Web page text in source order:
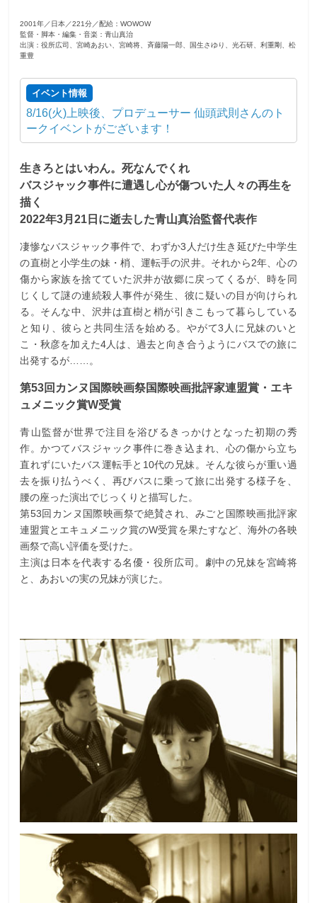
街
で
2001年／日本／221分／配給：WOWOW
監督・脚本・編集・音楽：青山真治
出演：役所広司、宮崎あおい、宮崎将、斉藤陽一郎、国生さゆり、光石研、利重剛、松
重豊
イベント情報
8/16(火)上映後、プロデューサー 仙頭武則さんのト
ークイベントがございます！
生きろとはいわん。死なんでくれ
バスジャック事件に遭遇し心が傷ついた人々の再生を
描く
2022年3月21日に逝去した青山真治監督代表作
凄惨なバスジャック事件で、わずか3人だけ生き延びた中学生
の直樹と小学生の妹・梢、運転手の沢井。それから2年、心の
傷から家族を捨てていた沢井が故郷に戻ってくるが、時を同
じくして謎の連続殺人事件が発生、彼に疑いの目が向けられ
る。そんな中、沢井は直樹と梢が引きこもって暮らしている
と知り、彼らと共同生活を始める。やがて3人に兄妹のいと
こ・秋彦を加えた4人は、過去と向き合うようにバスでの旅に
出発するが……。
第53回カンヌ国際映画祭国際映画批評家連盟賞・エキ
ュメニック賞W受賞
青山監督が世界で注目を浴びるきっかけとなった初期の秀
作。かつてバスジャック事件に巻き込まれ、心の傷から立ち
直れずにいたバス運転手と10代の兄妹。そんな彼らが重い過
去を振り払うべく、再びバスに乗って旅に出発する様子を、
腰の座った演出でじっくりと描写した。
第53回カンヌ国際映画祭で絶賛され、みごと国際映画批評家
連盟賞とエキュメニック賞のW受賞を果たすなど、海外の各映
画祭で高い評価を受けた。
主演は日本を代表する名優・役所広司。劇中の兄妹を宮崎将
と、あおいの実の兄妹が演じた。